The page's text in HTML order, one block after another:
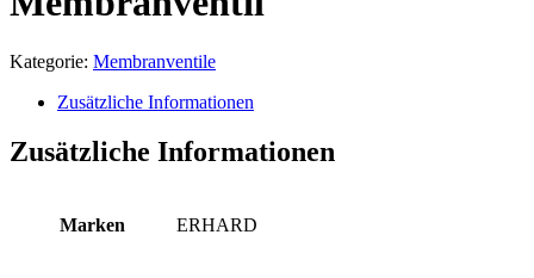
Kategorie: Membranventile
Zusätzliche Informationen
Zusätzliche Informationen
Marken ERHARD